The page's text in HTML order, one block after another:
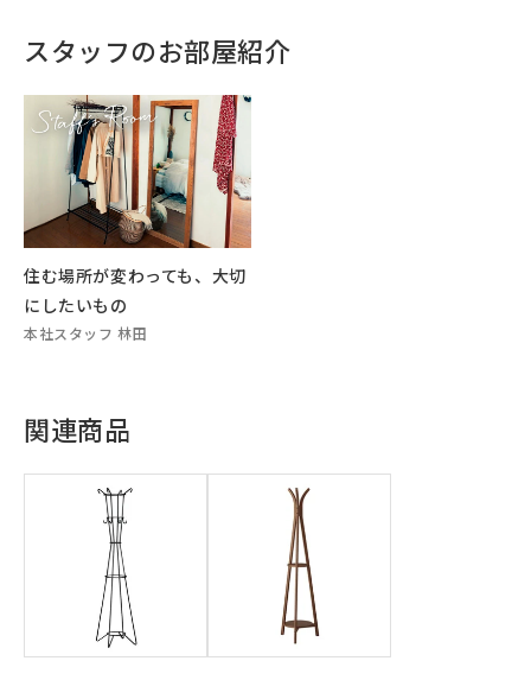
スタッフのお部屋紹介
住む場所が変わっても、大切
にしたいもの
本社スタッフ 林田
関連商品